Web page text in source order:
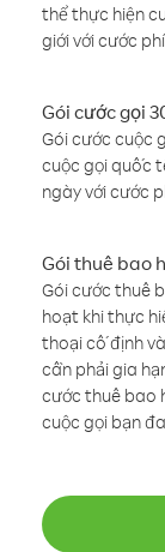
thể thực hiện
giới với cước
Gói cước gọi
Gói cước cuộc
cuộc gọi quốc
ngày với cước
Gói thuê bao
Gói cước thuê
hoạt khi thực
thoại cố định
cần phải gia
cước thuê bao
cuộc gọi bạn